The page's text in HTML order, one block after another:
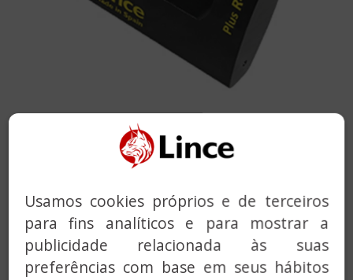
ALUQUETE PLUS R-90
Usamos cookies próprios e de terceiros
para fins analíticos e para mostrar a
publicidade relacionada às suas
preferências com base em seus hábitos